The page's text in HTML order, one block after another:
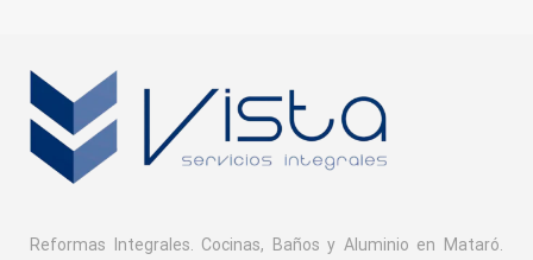
Reformas Integrales. Cocinas, Baños y Aluminio en Mataró.